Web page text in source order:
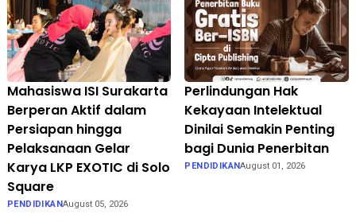
Mahasiswa ISI Surakarta
Berperan Aktif dalam
Persiapan hingga
Pelaksanaan Gelar
Karya LKP EXOTIC di Solo
Square
PENDIDIKANAugust 05, 2026
Perlindungan Hak
Kekayaan Intelektual
Dinilai Semakin Penting
bagi Dunia Penerbitan
PENDIDIKANAugust 01, 2026